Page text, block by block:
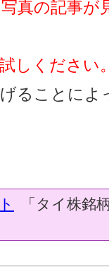
真の記事が
しください
ることに
「タイ株銘